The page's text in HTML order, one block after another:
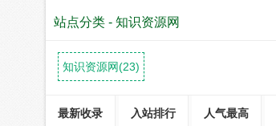
站点分类 - 知识资源网
知识资源网(23)
最新收录 入站排行 人气最高